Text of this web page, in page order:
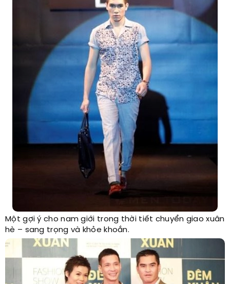
Một gợi ý cho nam giới trong thời tiết chuyển giao xuân
hè – sang trọng và khỏe khoắn.